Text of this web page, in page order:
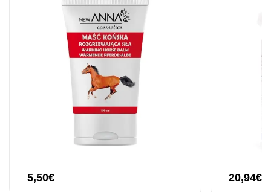
5,50€ 20,94€